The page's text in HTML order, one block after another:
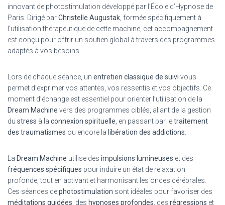
innovant de photostimulation développé par l’École d’Hypnose de
Paris. Dirigé parChristelle Augustak, formée spécifiquement à
l’utilisation thérapeutique de cette machine, cet accompagnement
est conçu pour offrir un soutien global à travers des programmes
adaptés à vos besoins.
Lors de chaque séance, un entretien classique de suivi vous
permet d’exprimer vos attentes, vos ressentis et vos objectifs. Ce
moment d’échange est essentiel pour orienter l’utilisation de la
Dream Machine vers des programmes ciblés, allant de la gestion
du stress à la connexion spirituelle, en passant par letraitement
des traumatismes ou encore la libération des addictions.
La Dream Machine utilise des impulsions lumineuses et des
fréquences spécifiques pour induire un état de relaxation
profonde, tout en activant et harmonisant les ondes cérébrales.
Ces séances dephotostimulation sont idéales pour favoriser des
méditations guidées, des hypnoses profondes, des régressions et